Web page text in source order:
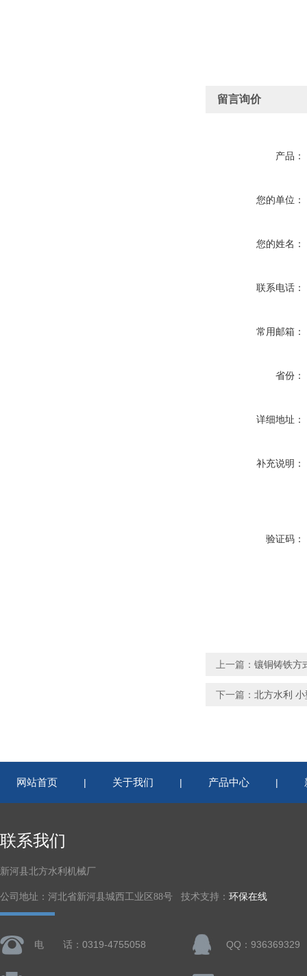
留言询价
产品：
您的单位：
您的姓名：
联系电话：
常用邮箱：
省份：
详细地址：
补充说明：
验证码：
上一篇： 镶铜铸铁方
下一篇： 北方水利
网站首页 | 关于我们 | 产品中心 |
联系我们
新河县北方水利机械厂
公司地址：河北省新河县城西工业区88号 技术支持： 环保在线
电 话：0319-4755058 QQ：936369329